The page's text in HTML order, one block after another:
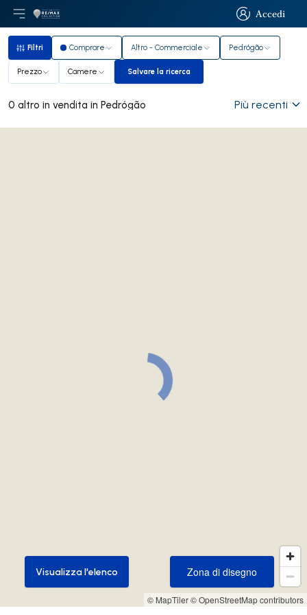
Accedi
Accedi
Apri il menu principale
LogoVai alla homepage
Filtri
Filtri Comprare Altro - Commerciale Pedrógão
Prezzo Camere Salvare la ricerca
Salvare la ricerca
0 altro in vendita in Pedrógão Più recenti
© MapTiler© OpenStreetMap contributors
Zona di disegno
Zona di disegno
Visualizza l'elenco
Visualizza l'elenco